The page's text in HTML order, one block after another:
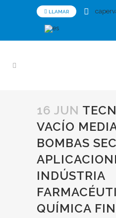
LLAMAR
16 JUN
VACÍO
BOMBAS
INDÚSTRIA
QUÍMICA